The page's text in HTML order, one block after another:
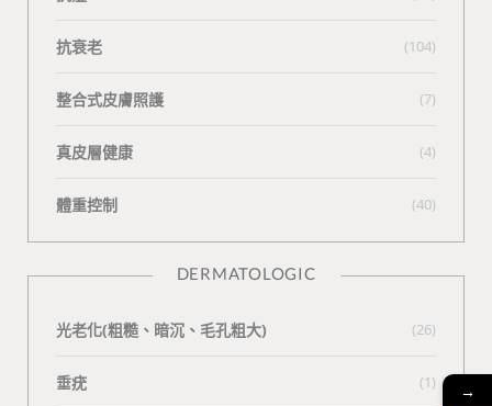
抗衰老 (104)
整合式皮膚照護 (7)
真皮層健康 (4)
體重控制 (40)
DERMATOLOGIC
光老化(粗糙、暗沉、毛孔粗大) (26)
垂疣 (1) →